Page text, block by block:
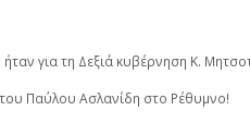
για τη Δεξιά κυβέρνηση Κ.
Παύλου Ασλανίδη στο Ρέθυμνο!